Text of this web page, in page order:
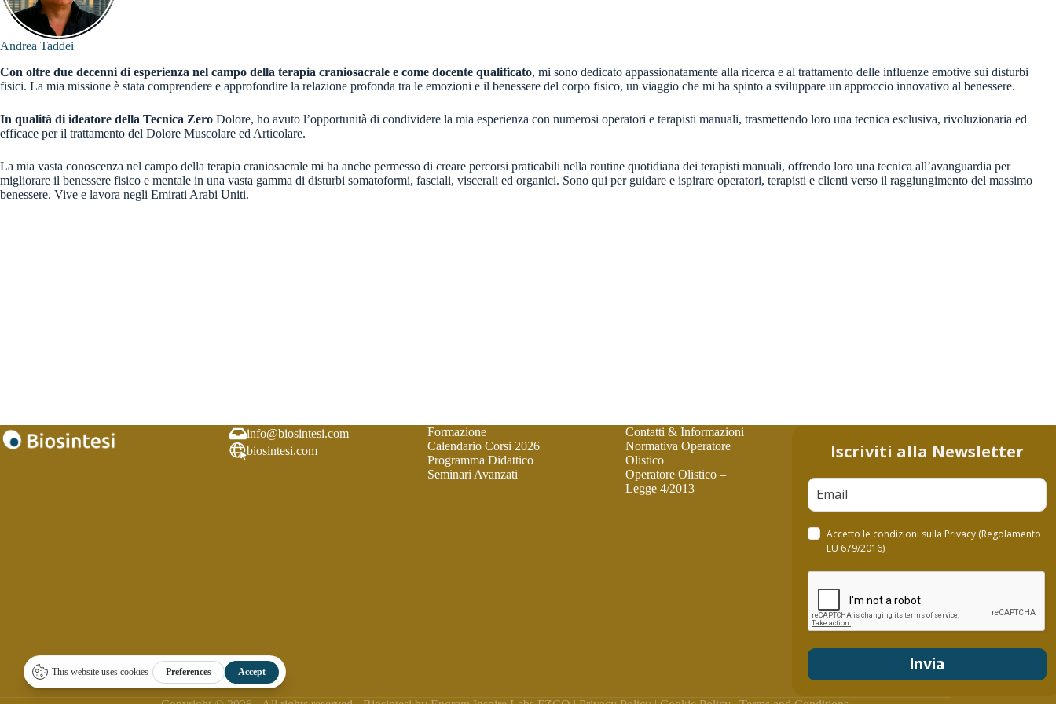
Andrea Taddei
Con oltre due decenni di esperienza nel campo della terapia craniosacrale e come docente qualificato, mi sono dedicato appassionatamente alla ricerca e al trattamento delle influenze emotive sui disturbi
fisici. La mia missione è stata comprendere e approfondire la relazione profonda tra le emozioni e il benessere del corpo fisico, un viaggio che mi ha spinto a sviluppare un approccio innovativo al benessere.
In qualità di ideatore della Tecnica Zero Dolore, ho avuto l’opportunità di condividere la mia esperienza con numerosi operatori e terapisti manuali, trasmettendo loro una tecnica esclusiva, rivoluzionaria ed
efficace per il trattamento del Dolore Muscolare ed Articolare.
La mia vasta conoscenza nel campo della terapia craniosacrale mi ha anche permesso di creare percorsi praticabili nella routine quotidiana dei terapisti manuali, offrendo loro una tecnica all’avanguardia per
migliorare il benessere fisico e mentale in una vasta gamma di disturbi somatoformi, fasciali, viscerali ed organici. Sono qui per guidare e ispirare operatori, terapisti e clienti verso il raggiungimento del massimo
benessere. Vive e lavora negli Emirati Arabi Uniti.
info@biosintesi.com
biosintesi.com
Formazione
Calendario Corsi 2026
Programma Didattico
Seminari Avanzati
Contatti & Informazioni
Normativa Operatore
Olistico
Operatore Olistico –
Legge 4/2013
Iscriviti alla Newsletter
Accetto le condizioni sulla Privacy(Regolamento
EU 679/2016)
Invia